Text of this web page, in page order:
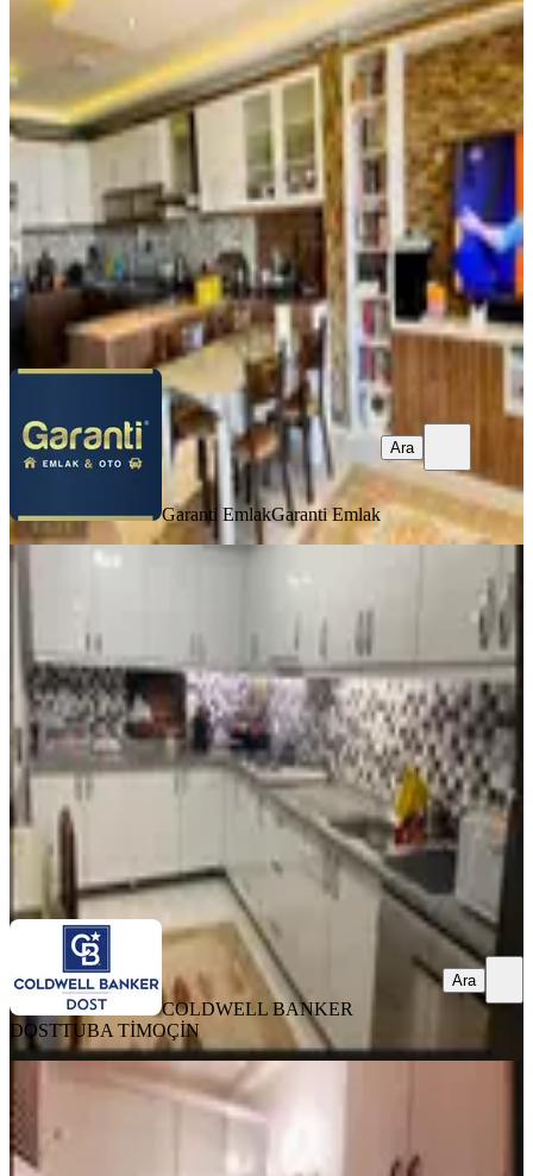
YENİ
Balçova Çetinemeç'te Satılık Lüks 3+1
Teraslı Daire
Balçova, Çetin Emeç Mahallesi
· 144 m² 3. Kat 05.08.2026
9.995.000 ₺
Garanti EmlakGaranti Emlak
Garanti EmlakGaranti Emlak
Ara
BALKONLU
Balçova Onur Mah.agora Ve Metro
Balçova, Onur Mahallesi
2+1
·120 m²·3. Kat · 06.08.2026
5.500.000 ₺
COLDWELL BANKER DOST TUBA TİMOÇİN
COLDWELL BANKER
DOSTTUBA TİMOÇİN
Ara
Balçova Agora Metro Yakını Satılık
Balçova, Onur Mahallesi